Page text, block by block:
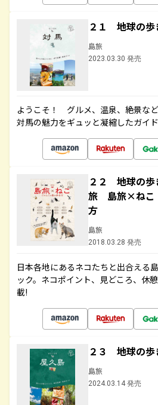
２１ 地球の
島旅
2023.03.30 発売
ようこそ！ グルメ、温泉、絶景な
対馬の魅力をギュッと凝縮したガイ
２２ 地球の
旅 島旅×ねこ
方
島旅
2018.03.28 発売
日本各地にあるネコたちと出合える
ック。ネコポイント、見どころ、休
載!
２３ 地球の
島旅
2024.03.14 発売